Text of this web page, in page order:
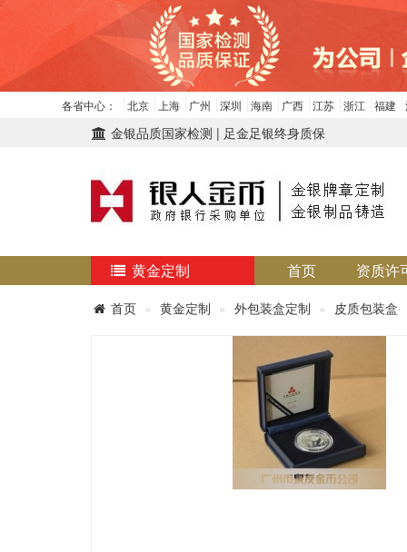
各省中心： 北京 上海 广州 深圳 海南 广西 江苏 浙江 福建
金银品质国家检测 | 足金足银终身质保
黄金定制 首页 资质许
首页 黄金定制 外包装盒定制 皮质包装盒